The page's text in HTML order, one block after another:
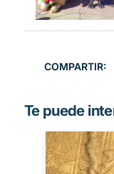
COMPARTIR:
Te puede